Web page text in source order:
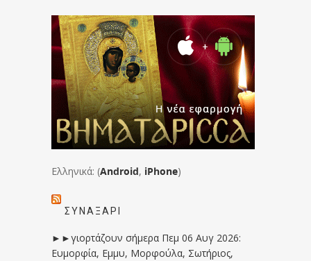
Ελληνικά: (Android, iPhone)
ΣΥΝΑΞΆΡΙ
►►γιορτάζουν σήμερα Πεμ 06 Αυγ 2026:
Ευμορφία, Εμμυ, Μορφούλα, Σωτήριος,